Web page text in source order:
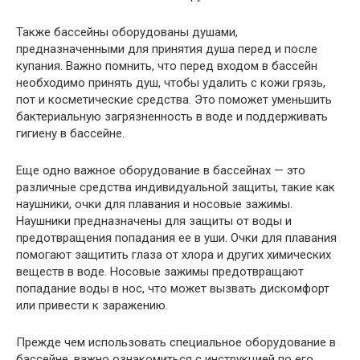
Также бассейны оборудованы душами,
предназначенными для принятия душа перед и после
купания. Важно помнить, что перед входом в бассейн
необходимо принять душ, чтобы удалить с кожи грязь,
пот и косметические средства. Это поможет уменьшить
бактериальную загрязненность в воде и поддерживать
гигиену в бассейне.
Еще одно важное оборудование в бассейнах — это
различные средства индивидуальной защиты, такие как
наушники, очки для плавания и носовые зажимы.
Наушники предназначены для защиты от воды и
предотвращения попадания ее в уши. Очки для плавания
помогают защитить глаза от хлора и других химических
веществ в воде. Носовые зажимы предотвращают
попадание воды в нос, что может вызвать дискомфорт
или привести к заражению.
Прежде чем использовать специальное оборудование в